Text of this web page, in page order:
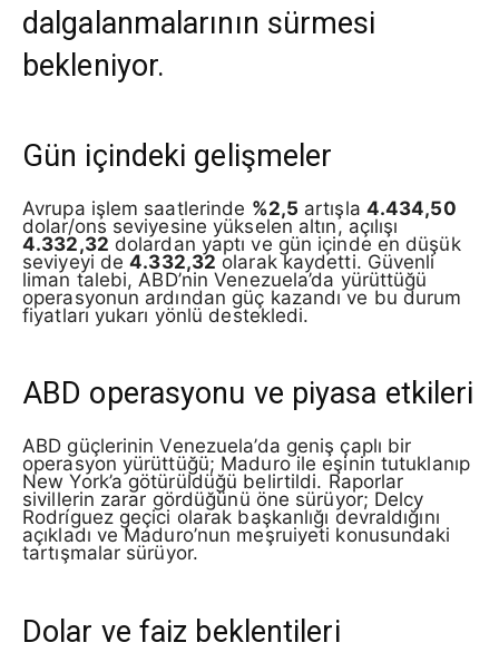
dalgalanmalarının sürmesi
bekleniyor.
Gün içindeki gelişmeler
Avrupa işlem saatlerinde %2,5 artışla 4.434,50
dolar/ons seviyesine yükselen altın, açılışı
4.332,32 dolardan yaptı ve gün içinde en düşük
seviyeyi de4.332,32 olarak kaydetti. Güvenli
liman talebi, ABD’nin Venezuela’da yürüttüğü
operasyonun ardından güç kazandı ve bu durum
fiyatları yukarı yönlü destekledi.
ABD operasyonu ve piyasa etkileri
ABD güçlerinin Venezuela’da geniş çaplı bir
operasyon yürüttüğü; Maduro ile eşinin tutuklanıp
New York’a götürüldüğü belirtildi. Raporlar
sivillerin zarar gördüğünü öne sürüyor; Delcy
Rodríguez geçici olarak başkanlığı devraldığını
açıkladı ve Maduro’nun meşruiyeti konusundaki
tartışmalar sürüyor.
Dolar ve faiz beklentileri